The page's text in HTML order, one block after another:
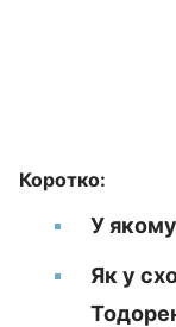
Коротко:
У якому
Як у